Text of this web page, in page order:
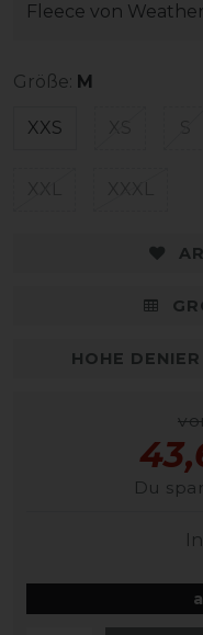
Fleece von
Größe: M
XXS
HOHE
Du